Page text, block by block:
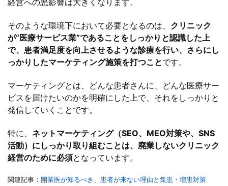
経営への悪影響は大きくなります。
そのような環境下において必要となるのは、 クリニック
が“医療サービス業”であることをしっかりと認識した上
で、患者満足度を向上させるような診療を行い、さらにし
っかりしたマーケティング施策を打つことです。
マーケティングとは、どんな患者さんに、どんな医療サー
ビスを届けたいのかを明確にした上で、それをしっかりと
発信していくことです。
特に、 ネットマーケティング（SEO、MEO対策や、SNS
活動）にしっかり取り組むことは、廃業しないクリニック
経営のために必須となっています。
関連記事： 開業医が知るべき、患者が来ない理由と集患・増患対策